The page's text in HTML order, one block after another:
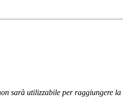
sarà utilizzabile per raggiungere